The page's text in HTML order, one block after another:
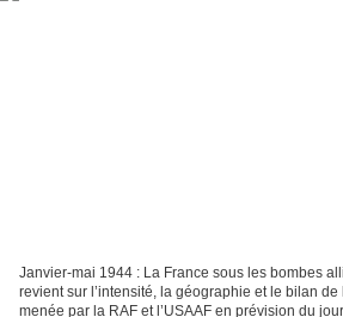
Janvier-mai 1944 : La France sous les bombes
revient sur l’intensité, la géographie et le bilan
menée par la RAF et l’USAAF en prévision du